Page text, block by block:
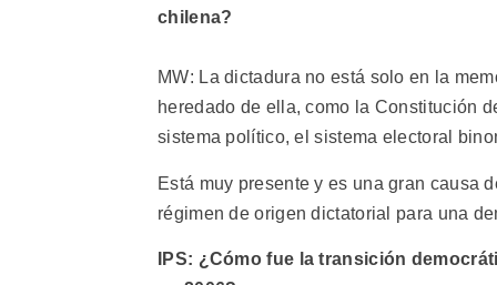
chilena?
MW: La dictadura no está solo en la
heredado de ella, como la Constitución
sistema político, el sistema electoral
Está muy presente y es una gran causa
régimen de origen dictatorial para una
IPS: ¿Cómo fue la transición